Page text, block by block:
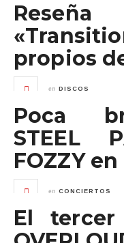
propios
en DISCOS
Poca
STEEL
FOZZY
en CONCIERTOS
El